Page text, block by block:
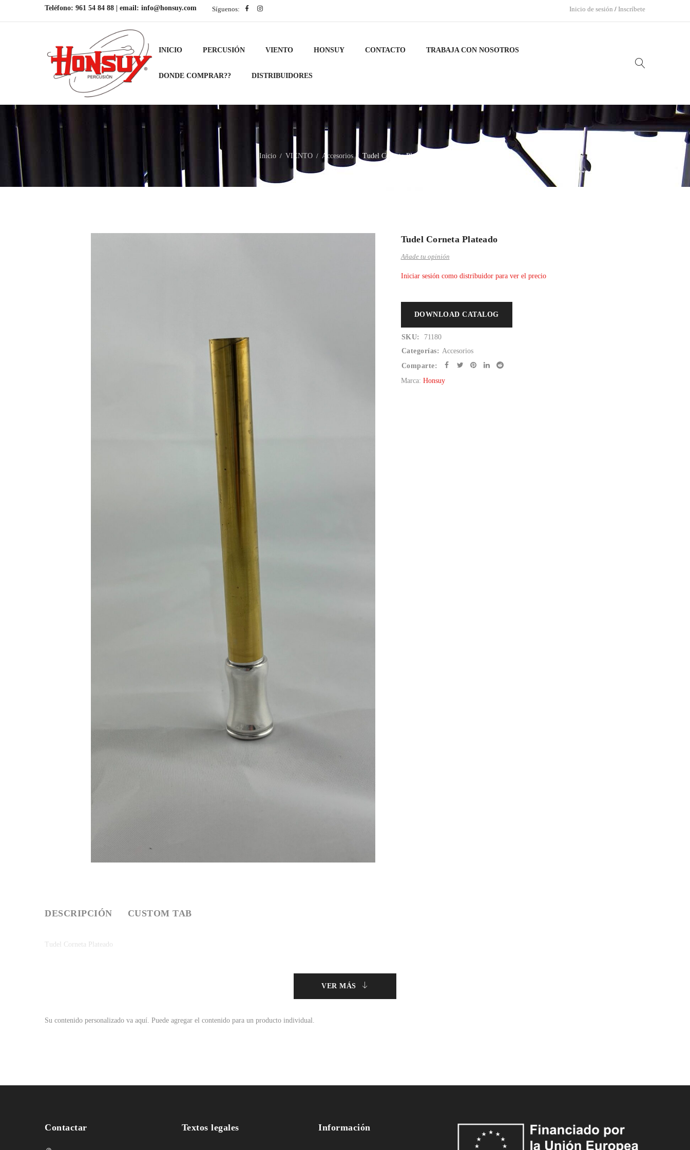
Teléfono: 961 54 84 88 | email: info@honsuy.com Síguenos: Inicio de sesión / Inscríbete
INICIO PERCUSIÓN VIENTO HONSUY CONTACTO TRABAJA CON NOSOTROS
DONDE COMPRAR?? DISTRIBUIDORES
Inicio / VIENTO / Accesorios / Tudel Corneta Plateado
Tudel Corneta Plateado
Añade tu opinión
Iniciar sesión como distribuidor para ver el precio
DOWNLOAD CATALOG
SKU:
71180
Categorías: Accesorios
Comparte:
Marca: Honsuy
DESCRIPCIÓN CUSTOM TAB
Tudel Corneta Plateado
VER MÁS
Su contenido personalizado va aquí. Puede agregar el contenido para un producto individual.
Contactar Textos legales Información